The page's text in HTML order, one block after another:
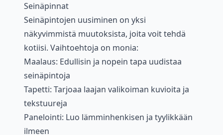
Seinäpinnat
Seinäpintojen uusiminen on yksi
näkyvimmistä muutoksista, joita voit tehdä
kotiisi. Vaihtoehtoja on monia:
Maalaus: Edullisin ja nopein tapa uudistaa
seinäpintoja
Tapetti: Tarjoaa laajan valikoiman kuvioita ja
tekstuureja
Panelointi: Luo lämminhenkisen ja tyylikkään
ilmeen